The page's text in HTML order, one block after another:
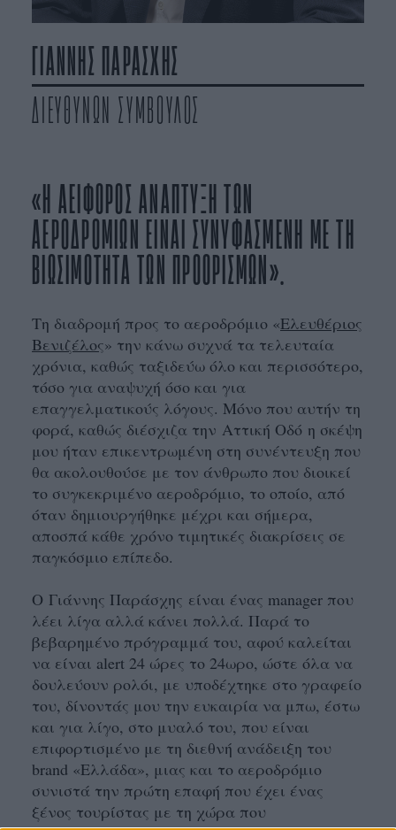
ΓΙΑΝΝΗΣ ΠΑΡΑΣΧΗΣ
ΔΙΕΥΘΥΝΩΝ ΣΥΜΒΟΥΛΟΣ
«Η ΑΕΙΦΟΡΟΣ ΑΝΑΠΤΥΞΗ ΤΩΝ
ΑΕΡΟΔΡΟΜΙΩΝ ΕΙΝΑΙ ΣΥΝΥΦΑΣΜΕΝΗ ΜΕ ΤΗ
ΒΙΩΣΙΜΟΤΗΤΑ ΤΩΝ ΠΡΟΟΡΙΣΜΩΝ».
Τη διαδρομή προς το αεροδρόμιο «Ελευθέριος
Βενιζέλος» την κάνω συχνά τα τελευταία
χρόνια, καθώς ταξιδεύω όλο και περισσότερο,
τόσο για αναψυχή όσο και για
επαγγελματικούς λόγους. Μόνο που αυτήν τη
φορά, καθώς διέσχιζα την Αττική Οδό η σκέψη
μου ήταν επικεντρωμένη στη συνέντευξη που
θα ακολουθούσε με τον άνθρωπο που διοικεί
το συγκεκριμένο αεροδρόμιο, το οποίο, από
όταν δημιουργήθηκε μέχρι και σήμερα,
αποσπά κάθε χρόνο τιμητικές διακρίσεις σε
παγκόσμιο επίπεδο.
Ο Γιάννης Παράσχης είναι ένας manager που
λέει λίγα αλλά κάνει πολλά. Παρά το
βεβαρημένο πρόγραμμά του, αφού καλείται
να είναι alert 24 ώρες το 24ωρο, ώστε όλα να
δουλεύουν ρολόι, με υποδέχτηκε στο γραφείο
του, δίνοντάς μου την ευκαιρία να μπω, έστω
και για λίγο, στο μυαλό του, που είναι
επιφορτισμένο με τη διεθνή ανάδειξη του
brand «Ελλάδα», μιας και το αεροδρόμιο
συνιστά την πρώτη επαφή που έχει ένας
ξένος τουρίστας με τη χώρα που